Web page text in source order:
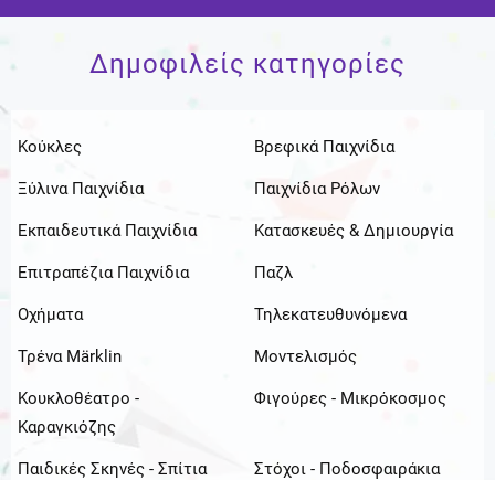
Δημοφιλείς κατηγορίες
Κούκλες Βρεφικά Παιχνίδια
Ξύλινα Παιχνίδια Παιχνίδια Ρόλων
Εκπαιδευτικά Παιχνίδια Κατασκευές & Δημιουργία
Επιτραπέζια Παιχνίδια Παζλ
Οχήματα Τηλεκατευθυνόμενα
Τρένα Märklin Μοντελισμός
Κουκλοθέατρο -
Καραγκιόζης
Φιγούρες - Μικρόκοσμος
Παιδικές Σκηνές - Σπίτια Στόχοι - Ποδοσφαιράκια